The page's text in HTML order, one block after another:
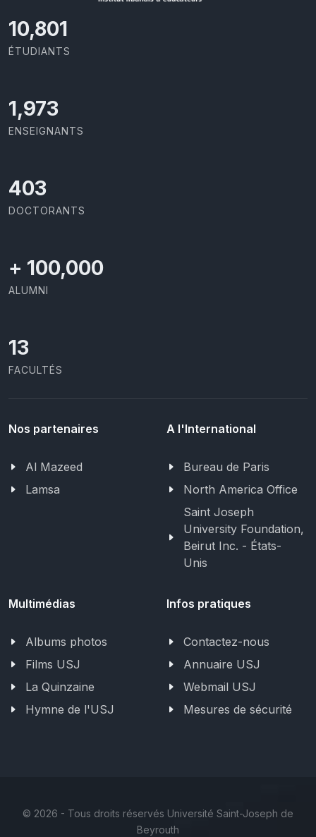
11,727
ÉTUDIANTS
2,142
ENSEIGNANTS
437
DOCTORANTS
+ 100,000
ALUMNI
13
FACULTÉS
Nos partenaires
Al Mazeed
Lamsa
A l'International
Bureau de Paris
North America Office
Saint Joseph
University Foundation,
Beirut Inc. - États-
Unis
Multimédias
Albums photos
Films USJ
La Quinzaine
Hymne de l'USJ
Infos pratiques
Contactez-nous
Annuaire USJ
Webmail USJ
Mesures de sécurité
© 2026 - Tous droits réservés Université Saint-Joseph de
Beyrouth